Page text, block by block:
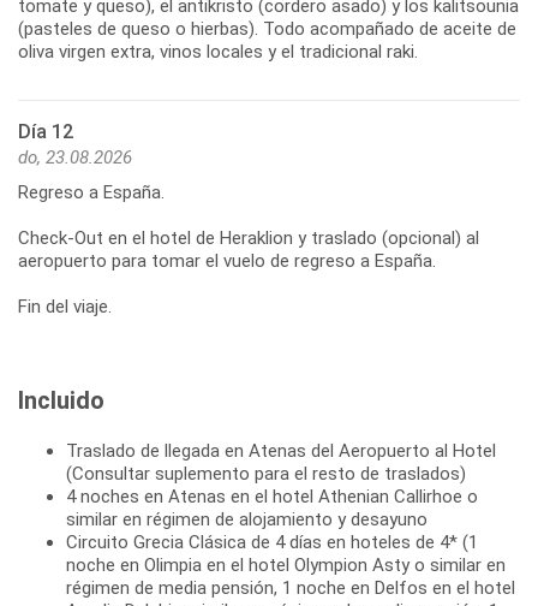
tomate y queso), el antikristo (cordero asado) y los kalitsounia
(pasteles de queso o hierbas). Todo acompañado de aceite de
oliva virgen extra, vinos locales y el tradicional raki.
Día 12
do, 23.08.2026
Regreso a España.
Check-Out en el hotel de Heraklion y traslado (opcional) al
aeropuerto para tomar el vuelo de regreso a España.
Fin del viaje.
Incluido
Traslado de llegada en Atenas del Aeropuerto al Hotel
(Consultar suplemento para el resto de traslados)
4 noches en Atenas en el hotel Athenian Callirhoe o
similar en régimen de alojamiento y desayuno
Circuito Grecia Clásica de 4 días en hoteles de 4* (1
noche en Olimpia en el hotel Olympion Asty o similar en
régimen de media pensión, 1 noche en Delfos en el hotel